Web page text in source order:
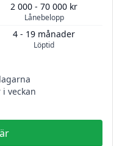
Lånebelopp
2 000 - 70 000 kr
Löptid
4 - 19 månader
veckan